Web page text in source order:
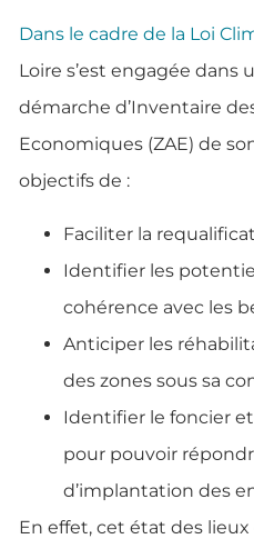
Dans le cadre de la Loi
Loire s’est engagée dans
démarche d’Inventaire
Economiques (ZAE) de
objectifs de :
Faciliter la
Identifier les
cohérence avec les
Anticiper les
des zones sous sa
Identifier le foncier
pour pouvoir
d’implantation des
En effet, cet état des